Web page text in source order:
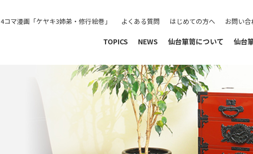
4コマ漫画「ケヤキ3姉弟・修行絵巻」 よくある質問 はじめての方へ お問い合
TOPICS NEWS 仙台箪笥について 仙台